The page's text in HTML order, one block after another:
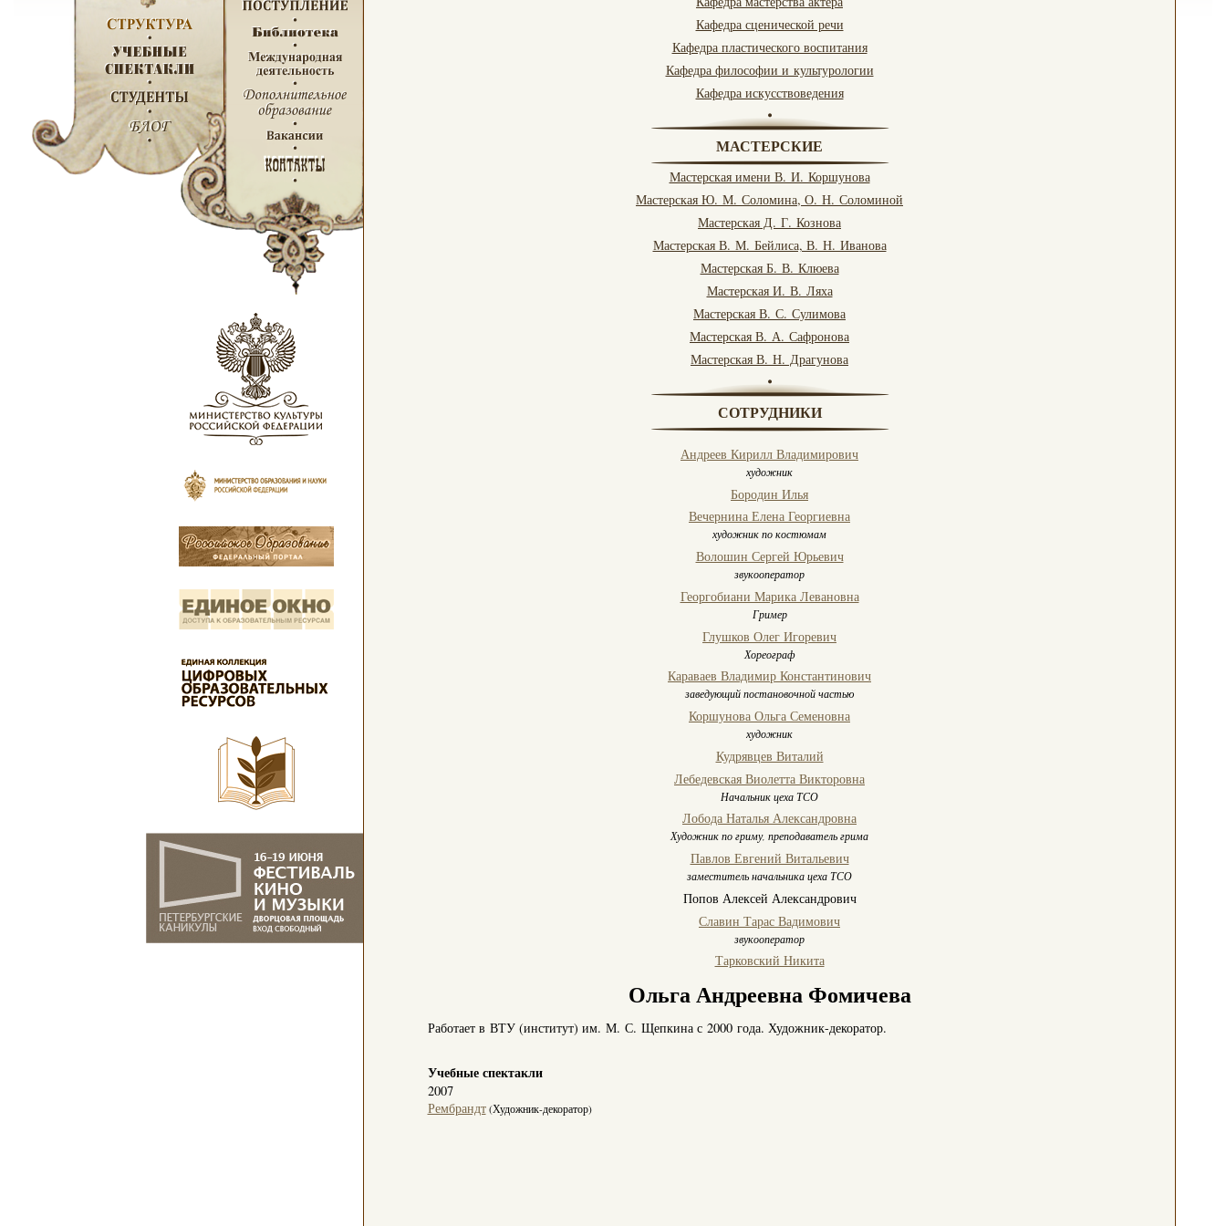
Кафедра сценической речи
Кафедра пластического воспитания
Кафедра философии и культурологии
Кафедра искусствоведения
МАСТЕРСКИЕ
Мастерская имени В. И. Коршунова
Мастерская Ю. М. Соломина, О. Н. Соломиной
Мастерская Д. Г. Кознова
Мастерская В. М. Бейлиса, В. Н. Иванова
Мастерская Б. В. Клюева
Мастерская И. В. Ляха
Мастерская В. С. Сулимова
Мастерская В. А. Сафронова
Мастерская В. Н. Драгунова
СОТРУДНИКИ
Андреев Кирилл Владимирович
художник
Бородин Илья
Вечернина Елена Георгиевна
художник по костюмам
Волошин Сергей Юрьевич
звукооператор
Георгобиани Марика Левановна
Гример
Глушков Олег Игоревич
Хореограф
Караваев Владимир Константинович
заведующий постановочной частью
Коршунова Ольга Семеновна
художник
Кудрявцев Виталий
Лебедевская Виолетта Викторовна
Начальник цеха ТСО
Лобода Наталья Александровна
Художник по гриму, преподаватель грима
Павлов Евгений Витальевич
заместитель начальника цеха ТСО
Попов Алексей Александрович
Славин Тарас Вадимович
звукооператор
Тарковский Никита
Ольга Андреевна Фомичева
Работает в ВТУ (институт) им. М. С. Щепкина с 2000 года. Художник-декоратор.
Учебные спектакли
2007
Рембрандт(Художник-декоратор)